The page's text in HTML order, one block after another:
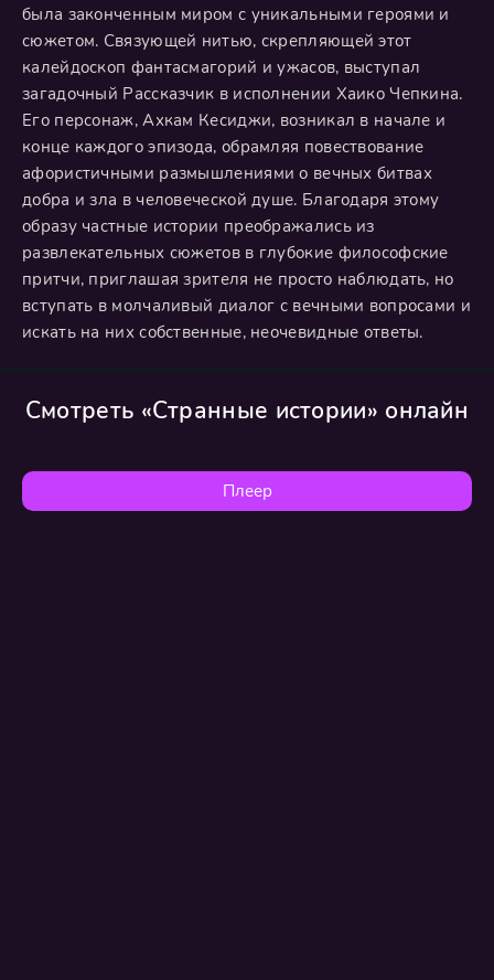
была законченным миром с уникальными героями и
сюжетом. Связующей нитью, скрепляющей этот
калейдоскоп фантасмагорий и ужасов, выступал
загадочный Рассказчик в исполнении Хаико Чепкина.
Его персонаж, Ахкам Кесиджи, возникал в начале и
конце каждого эпизода, обрамляя повествование
афористичными размышлениями о вечных битвах
добра и зла в человеческой душе. Благодаря этому
образу частные истории преображались из
развлекательных сюжетов в глубокие философские
притчи, приглашая зрителя не просто наблюдать, но
вступать в молчаливый диалог с вечными вопросами и
искать на них собственные, неочевидные ответы.
Смотреть «Странные истории» онлайн
Плеер